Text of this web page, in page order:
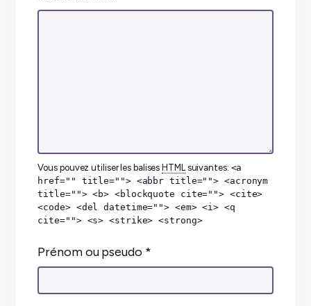
Vous pouvez utiliser les balises HTMLsuivantes: <a
href="" title=""> <abbr title=""> <acronym
title=""> <b> <blockquote cite=""> <cite>
<code> <del datetime=""> <em> <i> <q
cite=""> <s> <strike> <strong>
Prénom ou pseudo *